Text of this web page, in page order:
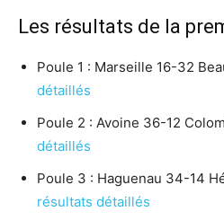
Les résultats de la
Poule 1 : Marseille 16-32
détaillés
Poule 2 : Avoine 36-12
détaillés
Poule 3 : Haguenau 34-14
résultats détaillés